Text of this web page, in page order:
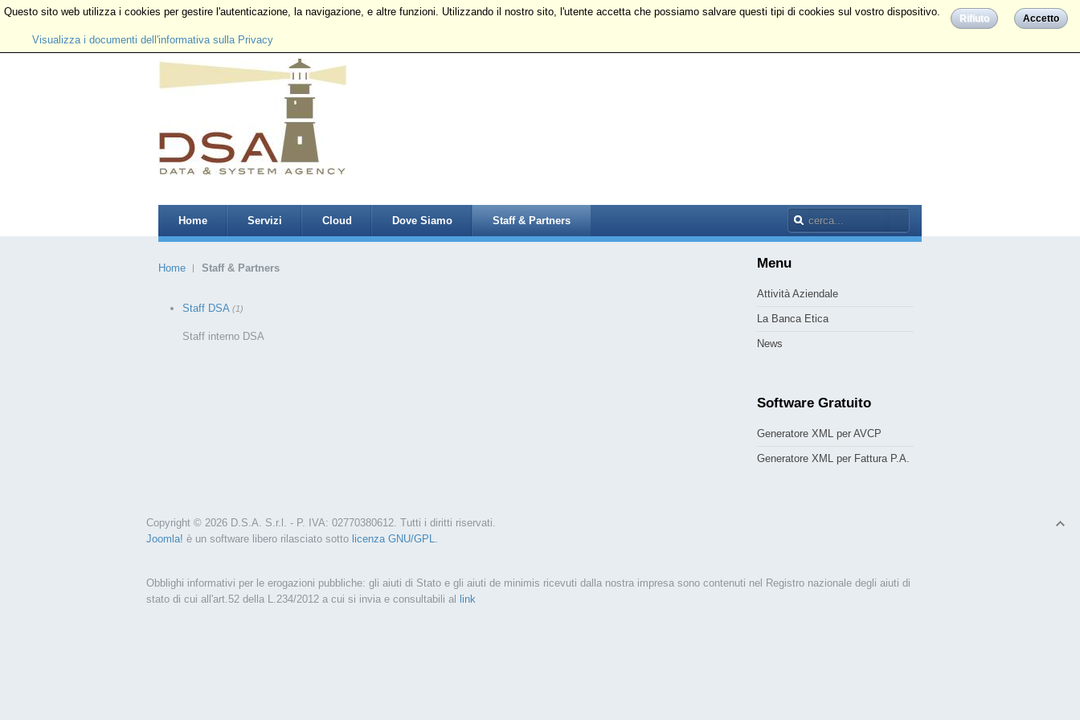
Home Servizi Cloud Dove Siamo Staff & Partners
Home Staff & Partners
Staff DSA (1)
Staff interno DSA
Menu
Attività Aziendale
La Banca Etica
News
Software Gratuito
Generatore XML per AVCP
Generatore XML per Fattura P.A.
Copyright © 2026 D.S.A. S.r.l. - P. IVA: 02770380612. Tutti i diritti riservati.
Joomla! è un software libero rilasciato sotto licenza GNU/GPL.
Obblighi informativi per le erogazioni pubbliche: gli aiuti di Stato e gli aiuti de minimis ricevuti dalla nostra impresa sono contenuti nel Registro nazionale degli aiuti di
stato di cui all'art.52 della L.234/2012 a cui si invia e consultabili al
link
Accetto
Rifiuto
Questo sito web utilizza i cookies per gestire l'autenticazione, la navigazione, e altre funzioni. Utilizzando il nostro sito, l'utente accetta che possiamo salvare questi tipi di cookies sul vostro dispositivo.
Visualizza i documenti dell'informativa sulla Privacy